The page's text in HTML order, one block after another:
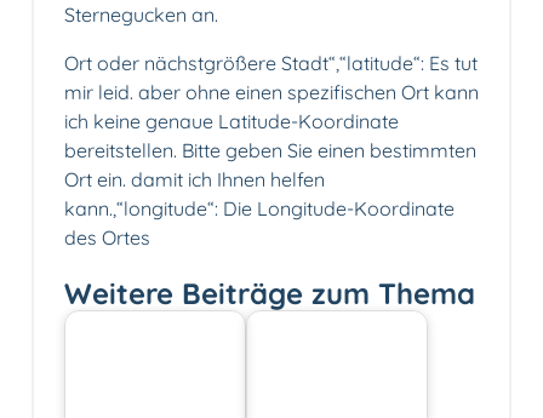
Sternegucken an.
Ort oder nächstgrößere Stadt“,“latitude“: Es tut
mir leid. aber ohne einen spezifischen Ort kann
ich keine genaue Latitude-Koordinate
bereitstellen. Bitte geben Sie einen bestimmten
Ort ein. damit ich Ihnen helfen
kann.,“longitude“: Die Longitude-Koordinate
des Ortes
Weitere Beiträge zum Thema